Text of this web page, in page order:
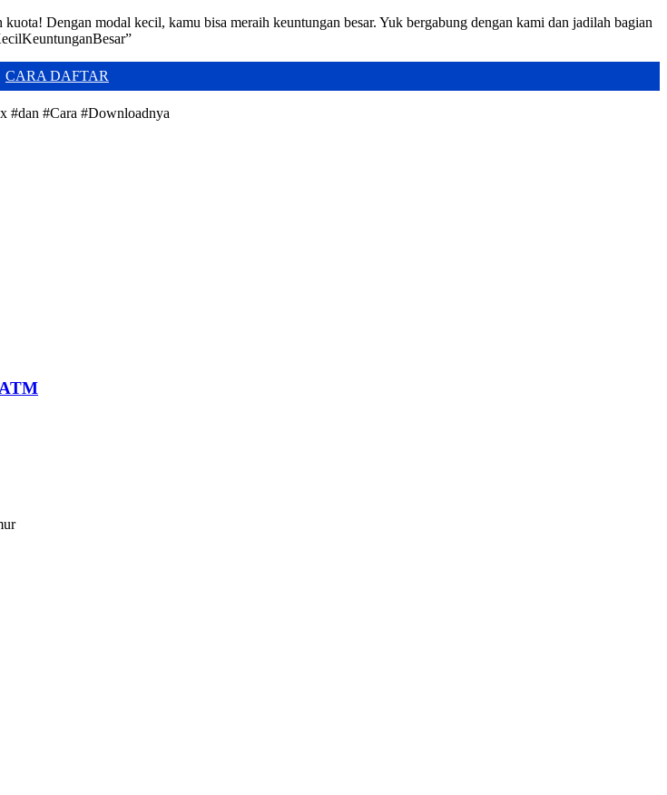
Dengan modal kecil, kamu bisa meraih keuntungan besar. Yuk bergabung dengan kami dan jadilah bagian
CARA DAFTAR
#dan #Cara #Downloadnya